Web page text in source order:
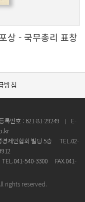
상 - 국무총리 표창
방침
록번호 : 621-81-29249
E-
제인협회 빌딩 5층
TEL.02-
TEL.041-540-3300
FAX.041-
rights reserved.